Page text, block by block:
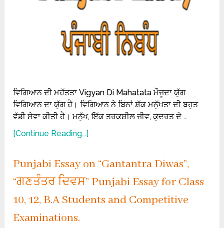
ਵਿਗਿਆਨ ਦੀ ਮਹੱਤਤਾ Vigyan Di Mahatata ਮੌਜੂਦਾ ਯੁੱਗ
ਵਿਗਿਆਨ ਦਾ ਯੁੱਗ ਹੈ। ਵਿਗਿਆਨ ਨੇ ਬਿਨਾਂ ਸ਼ੱਕ ਮਨੁੱਖਤਾ ਦੀ ਬਹੁਤ
ਵੱਡੀ ਸੇਵਾ ਕੀਤੀ ਹੈ। ਮਨੁੱਖ, ਇੱਕ ਤਰਕਸ਼ੀਲ ਜੀਵ, ਕੁਦਰਤ ਦੇ …
[Continue Reading...]
Punjabi Essay on “Gantantra Diwas”,
“ਗਣਤੰਤਰ ਦਿਵਸ” Punjabi Essay for Class
10, 12, B.A Students and Competitive
Examinations.